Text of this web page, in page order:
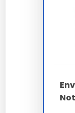
Retire o
Posicione o
Pressione
Insira a nota